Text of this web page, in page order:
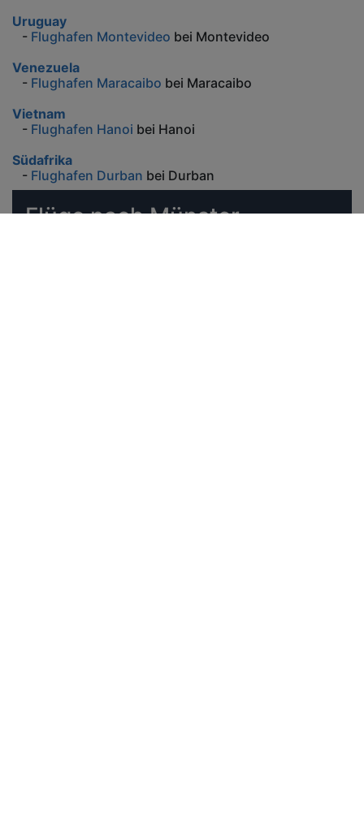
Uruguay
- Flughafen Montevideo bei Montevideo
Venezuela
- Flughafen Maracaibo bei Maracaibo
Vietnam
- Flughafen Hanoi bei Hanoi
Südafrika
- Flughafen Durban bei Durban
Flüge nach Münster